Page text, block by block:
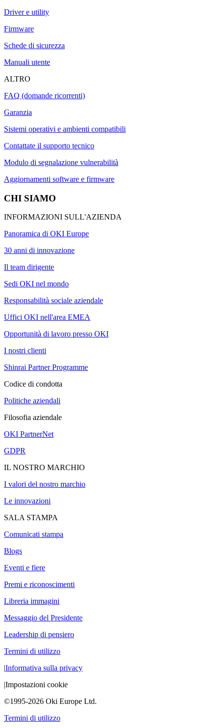
Driver e utility
Firmware
Schede di sicurezza
Manuali utente
ALTRO
FAQ (domande ricorrenti)
Garanzia
Sistemi operativi e ambienti compatibili
Contattate il supporto tecnico
Modulo di segnalazione vulnerabilità
Aggiornamenti software e firmware
CHI SIAMO
INFORMAZIONI SULL'AZIENDA
Panoramica di OKI Europe
30 anni di innovazione
Il team dirigente
Sedi OKI nel mondo
Responsabilità sociale aziendale
Uffici OKI nell'area EMEA
Opportunità di lavoro presso OKI
I nostri clienti
Shinrai Partner Programme
Codice di condotta
Politiche aziendali
Filosofia aziendale
OKI PartnerNet
GDPR
IL NOSTRO MARCHIO
I valori del nostro marchio
Le innovazioni
SALA STAMPA
Comunicati stampa
Blogs
Eventi e fiere
Premi e riconoscimenti
Libreria immagini
Messaggio del Presidente
Leadership di pensiero
Termini di utilizzo
|Informativa sulla privacy
|Impostazioni cookie
©1995-2026 Oki Europe Ltd.
Termini di utilizzo